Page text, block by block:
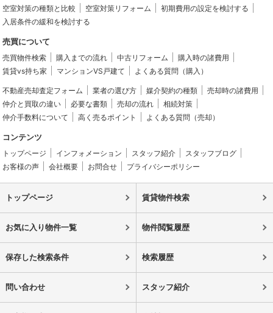
空室対策の種類と比較
空室対策リフォーム
初期費用の設定を検討する
入居条件の緩和を検討する
売買について
売買物件検索 購入までの流れ 中古リフォーム
購入時の諸費用
賃貸vs持ち家
マンションVS戸建て よくある質問（購入）
不動産売却査定フォーム 業者の選び方 媒介契約の種類
売却時の諸費用
仲介と買取の違い
必要な書類 売却の流れ
相続対策
仲介手数料について
高く売るポイント よくある質問（売却）
コンテンツ
トップページ インフォメーション スタッフ紹介
スタッフブログ
お客様の声
会社概要 お問合せ プライバシーポリシー
トップページ 賃貸物件検索
お気に入り物件一覧 物件閲覧履歴
保存した検索条件 検索履歴
問い合わせ スタッフ紹介